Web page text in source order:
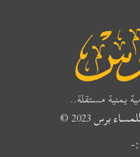
يمنية مستقلة..
للمساء برس